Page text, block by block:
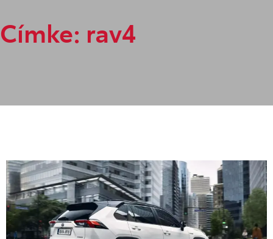
Címke: rav4